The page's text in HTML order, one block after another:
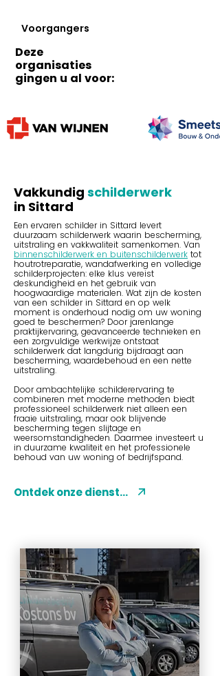
Voorgangers
Deze
organisaties
gingen u al voor:
Vakkundig schilderwerk
in Sittard
Een ervaren schilder in Sittard levert
duurzaam schilderwerk waarin bescherming,
uitstraling en vakkwaliteit samenkomen. Van
binnenschilderwerk en buitenschilderwerk tot
houtrotreparatie, wandafwerking en volledige
schilderprojecten: elke klus vereist
deskundigheid en het gebruik van
hoogwaardige materialen. Wat zijn de kosten
van een schilder in Sittard en op welk
moment is onderhoud nodig om uw woning
goed te beschermen? Door jarenlange
praktijkervaring, geavanceerde technieken en
een zorgvuldige werkwijze ontstaat
schilderwerk dat langdurig bijdraagt aan
bescherming, waardebehoud en een nette
uitstraling.
Door ambachtelijke schilderervaring te
combineren met moderne methoden biedt
professioneel schilderwerk niet alleen een
fraaie uitstraling, maar ook blijvende
bescherming tegen slijtage en
weersomstandigheden. Daarmee investeert u
in duurzame kwaliteit en het professionele
behoud van uw woning of bedrijfspand.
Ontdek onze diensten